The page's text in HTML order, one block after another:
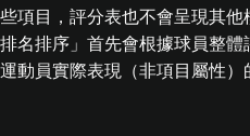
些項目，評分表也不會呈現其
排名排序」首先會根據球員整
運動員實際表現（非項目屬性）